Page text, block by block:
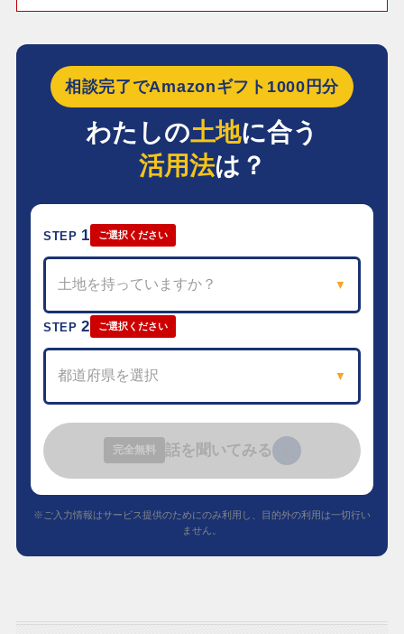
相談完了でAmazonギフト1000円分
わたしの土地に合う
活用法は？
STEP 1 ご選択ください
土地を持っていますか？ ▼
STEP2 ご選択ください
都道府県を選択 ▼
完全無料 話を聞いてみる
※ご入力情報はサービス提供のためにのみ利用し、目的外の利用は一切行い
ません。